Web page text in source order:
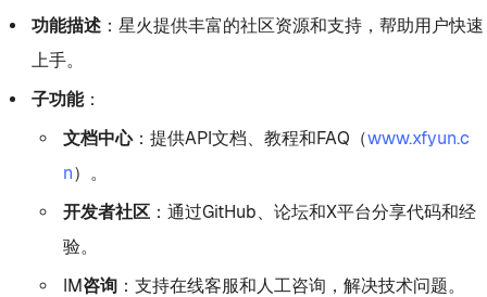
功能描述：星火提供丰富的社区资源和支持，帮助用户快速
上手。
子功能：
文档中心：提供API文档、教程和FAQ（www.xfyun.c
n）。
开发者社区：通过GitHub、论坛和X平台分享代码和经
验。
IM咨询：支持在线客服和人工咨询，解决技术问题。